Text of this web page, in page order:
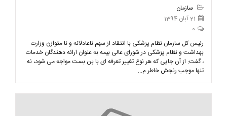
سازمان
21 آبان 1394
0
رئیس کل سازمان نظام پزشکی با انتقاد از سهم ناعادلانه و نا متوازن وزارت
بهداشت و نظام پزشکی در شورای عالی بیمه به عنوان ارائه دهندگان خدمات
، گفت: از آن جایی که هر نوع تغییر تعرفه ای با بن بست مواجه می شود، نه
تنها موجب رنجش خاطر م...